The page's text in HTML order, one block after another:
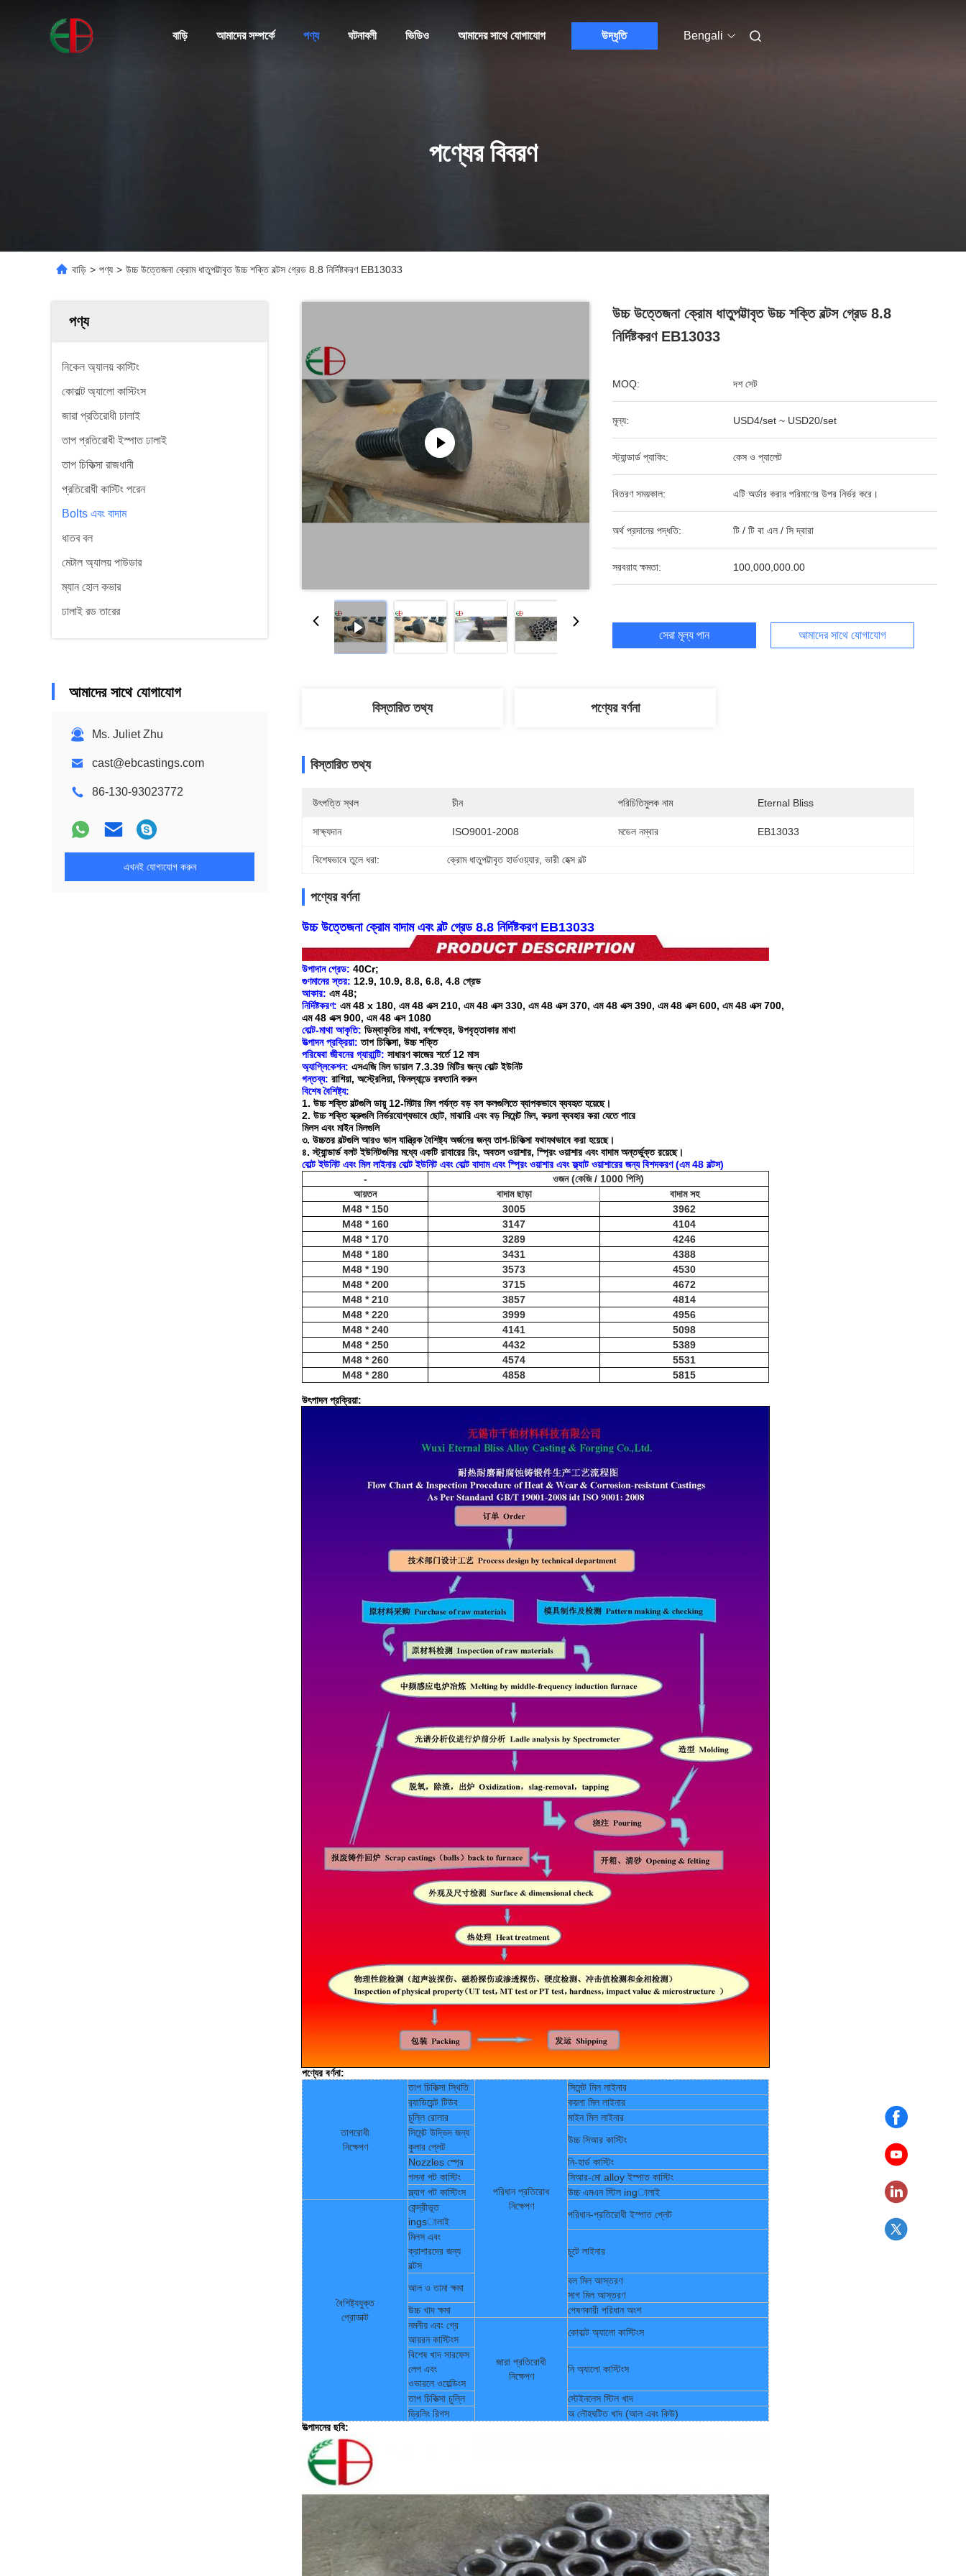
বাড়ি আমাদের সম্পর্কে পণ্য ঘটনাবলী ভিডিও আমাদের সাথে যোগাযোগ উদ্ধৃতি Bengali
পণ্যের বিবরণ
বাড়ি > পণ্য > উচ্চ উত্তেজনা ক্রোম ধাতুপট্টাবৃত উচ্চ শক্তি বল্টস গ্রেড 8.8 নির্দিষ্টকরণ EB13033
পণ্য
নিকেল অ্যালয় কাস্টিং
কোবাল্ট অ্যালো কাস্টিংস
জারা প্রতিরোধী ঢালাই
তাপ প্রতিরোধী ইস্পাত ঢালাই
তাপ চিকিত্সা রাজধানী
প্রতিরোধী কাস্টিং পরেন
Bolts এবং বাদাম
ধাতব বল
মেটাল অ্যালয় পাউডার
ম্যান হোল কভার
ঢালাই রড তারের
আমাদের সাথে যোগাযোগ
Ms. Juliet Zhu
cast@ebcastings.com
86-130-93023772
এখনই যোগাযোগ করুন
উচ্চ উত্তেজনা ক্রোম ধাতুপট্টাবৃত উচ্চ শক্তি বল্টস গ্রেড 8.8
নির্দিষ্টকরণ EB13033
MOQ: দশ সেট
মূল্য: USD4/set ~ USD20/set
স্ট্যান্ডার্ড প্যাকিং: কেস ও প্যালেট
বিতরণ সময়কাল: এটি অর্ডার করার পরিমাণের উপর নির্ভর করে।
অর্থ প্রদানের পদ্ধতি: টি / টি বা এল / সি দ্বারা
সরবরাহ ক্ষমতা: 100,000,000.00
সেরা মূল্য পান আমাদের সাথে যোগাযোগ
বিস্তারিত তথ্য পণ্যের বর্ণনা
বিস্তারিত তথ্য
উৎপত্তি স্থল চীন পরিচিতিমুলক নাম Eternal Bliss
সাক্ষ্যদান ISO9001-2008 মডেল নম্বার EB13033
বিশেষভাবে তুলে ধরা: ক্রোম ধাতুপট্টাবৃত হার্ডওয়্যার , ভারী হেক্স বল্ট
পণ্যের বর্ণনা
উচ্চ উত্তেজনা ক্রোম বাদাম এবং বল্ট গ্রেড 8.8 নির্দিষ্টকরণ EB13033
উপাদান গ্রেড: 40Cr;
গুণমানের স্তর: 12.9, 10.9, 8.8, 6.8, 4.8 গ্রেড
আকার: এম 48;
নির্দিষ্টকরণ: এম 48 x 180, এম 48 এক্স 210, এম 48 এক্স 330, এম 48 এক্স 370, এম 48 এক্স 390, এম 48 এক্স 600, এম 48 এক্স 700,
এম 48 এক্স 900, এম 48 এক্স 1080
বোল্ট-মাথা আকৃতি: ডিম্বাকৃতির মাথা, বর্গক্ষেত্র, উপবৃত্তাকার মাথা
উত্পাদন প্রক্রিয়া: তাপ চিকিত্সা, উচ্চ শক্তি
পরিষেবা জীবনের গ্যারান্টি: সাধারণ কাজের শর্তে 12 মাস
অ্যাপ্লিকেশন: এসএজি মিল ডায়াল 7.3.39 মিটির জন্য বোল্ট ইউনিট
গন্তব্য: রাশিয়া, অস্ট্রেলিয়া, ফিনল্যান্ডে রফতানি করুন
বিশেষ বৈশিষ্ট্য:
1. উচ্চ শক্তি বল্টগুলি ডায়ু 12-মিটার মিল পর্যন্ত বড় বল কলগুলিতে ব্যাপকভাবে ব্যবহৃত হয়েছে।
2. উচ্চ শক্তি স্ক্রুগুলি নির্ভরযোগ্যভাবে ছোট, মাঝারি এবং বড় সিমেন্ট মিল, কয়লা ব্যবহার করা যেতে পারে
মিলস এবং মাইন মিলগুলি
৩. উচ্চতর বল্টগুলি আরও ভাল যান্ত্রিক বৈশিষ্ট্য অর্জনের জন্য তাপ-চিকিত্সা যথাযথভাবে করা হয়েছে।
৪. স্ট্যান্ডার্ড বলট ইউনিটগুলির মধ্যে একটি রাবারের রিং, অবতল ওয়াশার, স্প্রিং ওয়াশার এবং বাদাম অন্তর্ভুক্ত রয়েছে।
বোল্ট ইউনিট এবং মিল লাইনার বোল্ট ইউনিট এবং বোল্ট বাদাম এবং স্প্রিং ওয়াশার এবং ফ্ল্যাট ওয়াশারের জন্য বিশদকরণ (এম 48 বল্টস)
-
ওজন (কেজি / 1000 পিসি)
আয়তন
বাদাম ছাড়া
বাদাম সহ
M48 * 150
3005
3962
M48 * 160
3147
4104
M48 * 170
3289
4246
M48 * 180
3431
4388
M48 * 190
3573
4530
M48 * 200
3715
4672
M48 * 210
3857
4814
M48 * 220
3999
4956
M48 * 240
4141
5098
M48 * 250
4432
5389
M48 * 260
4574
5531
M48 * 280
4858 5815
উৎপাদন প্রক্রিয়া:
পণ্যের বর্ণনা:
তাপরোধী
নিক্ষেপণ
তাপ চিকিত্সা স্থিতি
পরিধান প্রতিরোধ
নিক্ষেপণ
সিমেন্ট মিল লাইনার
র‌্যাডিয়েন্ট টিউব
কয়লা মিল লাইনার
চুল্লি রোলার
মাইন মিল লাইনার
সিমেন্ট উদ্ভিদ জন্য
কুলার প্লেট
উচ্চ সিআর কাস্টিং
Nozzles স্প্রে
নি-হার্ড কাস্টিং
গলনা পট কাস্টিং
সিআর-মো alloy ইস্পাত কাস্টিং
স্ল্যাগ পট কাস্টিংস
উচ্চ এমএন স্টিল ingালাই
বৈশিষ্ট্যযুক্ত
প্রোডাক্ট
কেন্দ্রীভূত
ingsালাই
পরিধান-প্রতিরোধী ইস্পাত প্লেট
মিলস এবং
ক্রাশারদের জন্য
বল্টস
চুটে লাইনার
আল ও তামা ক্ষমা
বল মিল আস্তরণ
সাগ মিল আস্তরণ
উচ্চ খাদ ক্ষমা
পেষণকারী পরিধান অংশ
নমনীয় এবং গ্রে
আয়রন কাস্টিংস
জারা প্রতিরোধী
নিক্ষেপণ
কোবাল্ট অ্যালো কাস্টিংস
বিশেষ খাদ সারফেস
লেপ এবং
ওভারলে ওয়েল্ডিংস
নি অ্যালো কাস্টিংস
তাপ চিকিত্সা চুল্লি
স্টেইনলেস স্টিল খাদ
ড্রিলিং রিগস
অ লৌহঘটিত খাদ (আল এবং কিউ)
উত্পাদনের ছবি: